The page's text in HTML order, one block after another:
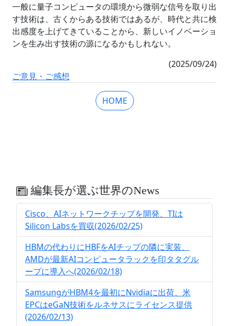
一般に量子コンピュータの環境から微弱な信号を取り出
す技術は、古くからある技術ではあるが、時代と共に検
出感度を上げてきていることから、新しいイノベーショ
ンを生み出す技術の源になるかもしれない。
(2025/09/24)
ご意見・ご感想
HOME
編集長が選ぶ世界のNews
Cisco、AIネットワークチップを開発、TIは
Silicon Labsを買収(2026/02/25)
HBMの代わりにHBFをAIチップの隣に実装、
AMDが最新AIコンピュータラックを印タタグル
ープに導入へ(2026/02/18)
SamsungがHBM4を最初にNvidiaに出荷、米
EPCはeGaN技術をルネサスにライセンス提供
(2026/02/13)